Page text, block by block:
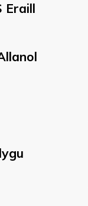
Eraill